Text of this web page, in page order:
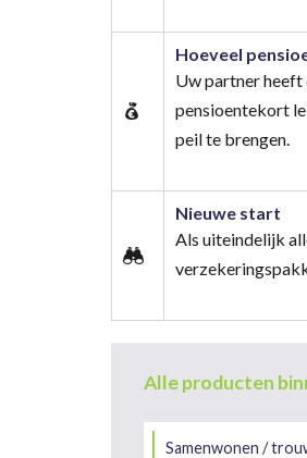
Hoeveel
Uw partner heeft
pensioentekort
peil te brengen.
Nieuwe start
Als uiteindelijk
Alle producten
Samenwonen /